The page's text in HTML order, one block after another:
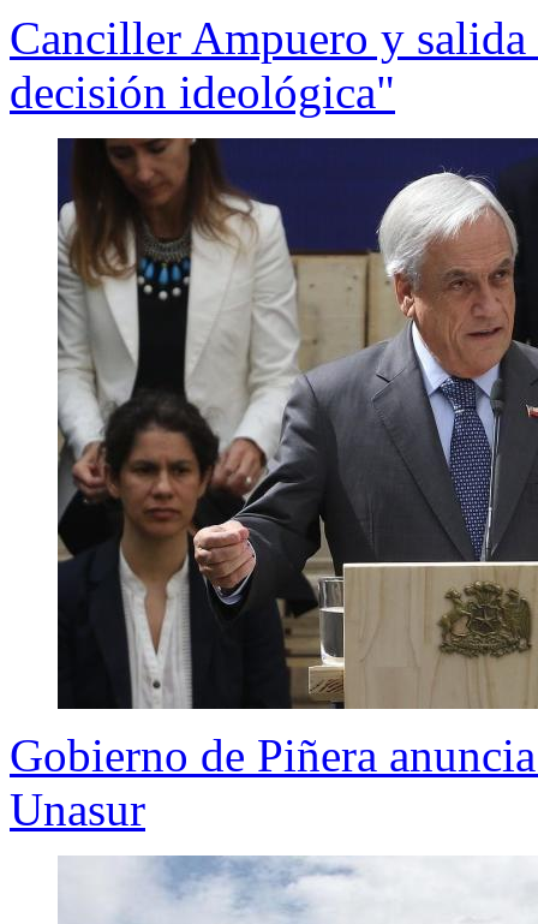
Canciller Ampuero y
decisión ideológica"
Gobierno de Piñera
Unasur